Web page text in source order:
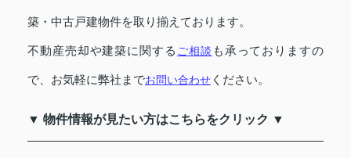
築・中古戸建物件を取り揃えております。
不動産売却や建築に関する ご相談 も承っておりますの
で、お気軽に弊社までお問い合わせ ください。
▼ 物件情報が見たい方はこちらをクリック ▼